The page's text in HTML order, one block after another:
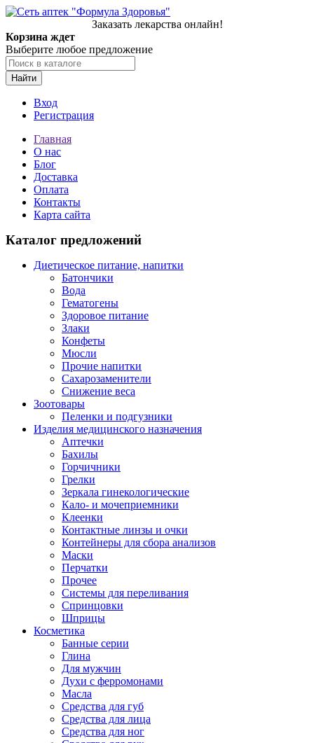
Заказать лекарства онлайн!
Корзина ждет
Выберите любое предложение
Найти
Вход
Регистрация
Главная
О нас
Блог
Доставка
Оплата
Контакты
Карта сайта
Каталог предложений
Диетическое питание, напитки
Батончики
Вода
Гематогены
Здоровое питание
Злаки
Конфеты
Мюсли
Прочие напитки
Сахарозаменители
Снижение веса
Зоотовары
Пеленки и подгузники
Изделия медицинского назначения
Аптечки
Бахилы
Горчичники
Грелки
Зеркала гинекологические
Кало- и мочеприемники
Клеенки
Контактные линзы и очки
Контейнеры для сбора анализов
Маски
Перчатки
Прочее
Системы для переливания
Спринцовки
Шприцы
Косметика
Банные серии
Глина
Для мужчин
Духи с ферромонами
Масла
Средства для губ
Средства для лица
Средства для ног